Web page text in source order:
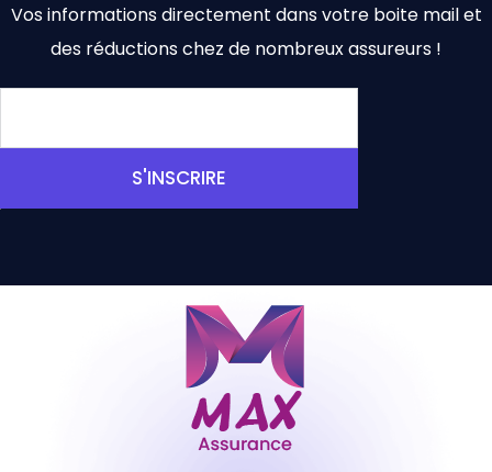
Vos informations directement dans votre boite mail et
des réductions chez de nombreux assureurs !
S'INSCRIRE